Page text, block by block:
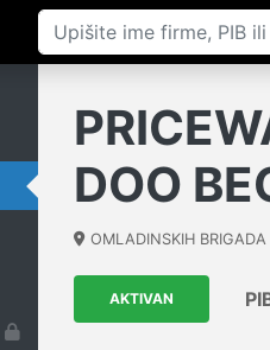
DOO
OMLADINSKIH
AKTIVAN